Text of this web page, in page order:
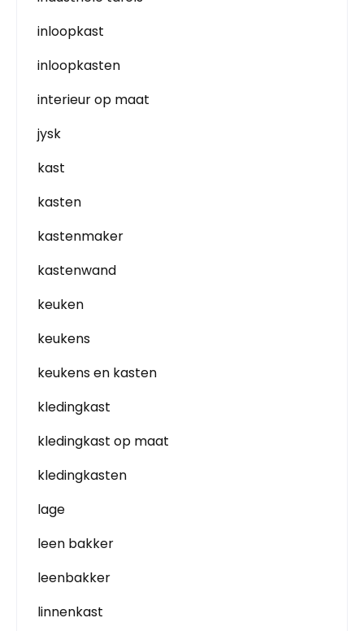
inloopkast
inloopkasten
interieur op maat
jysk
kast
kasten
kastenmaker
kastenwand
keuken
keukens
keukens en kasten
kledingkast
kledingkast op maat
kledingkasten
lage
leen bakker
leenbakker
linnenkast